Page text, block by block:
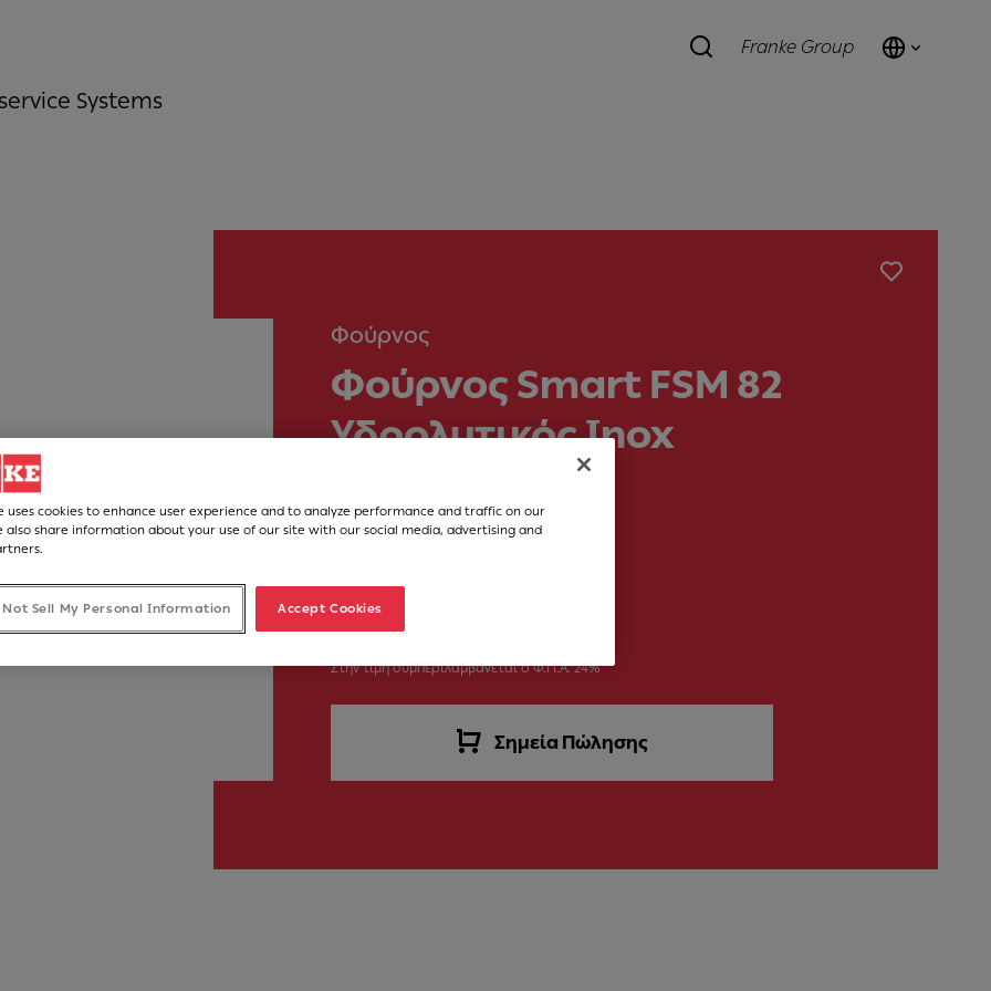
Systems
Franke Group
Φούρνος
Φούρνος Smart FSM 82
Υδρολυτικός Inox
116.0605.986
775,00 €
Στην τιμή συμπεριλαμβάνεται ο Φ.Π.Α. 24%
Σημεία Πώλησης
uses cookies to enhance user experience and to analyze performance and traffic on our
also share information about your use of our site with our social media, advertising and
Not Sell My Personal Information Accept Cookies